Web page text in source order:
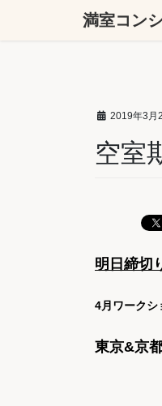
満室コン
2019年3月
空室
明日締切
4月ワークシ
東京&京